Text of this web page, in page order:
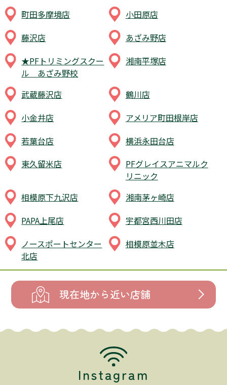
町田多摩境店
小田原店
藤沢店
あざみ野店
★PFトリミングスクー
ル あざみ野校
湘南平塚店
武蔵藤沢店
鶴川店
小金井店
アメリア町田根岸店
若葉台店
横浜永田台店
東久留米店
PFグレイスアニマルク
リニック
相模原下九沢店
湘南茅ヶ崎店
PAPA上尾店
宇都宮西川田店
ノースポートセンター
北店
相模原並木店
現在地から近い店舗
Instagram